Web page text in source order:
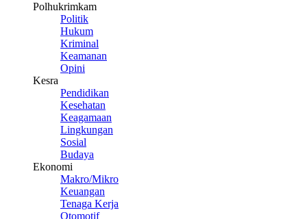
Polhukrimkam
Politik
Hukum
Kriminal
Keamanan
Opini
Kesra
Pendidikan
Kesehatan
Keagamaan
Lingkungan
Sosial
Budaya
Ekonomi
Makro/Mikro
Keuangan
Tenaga Kerja
Otomotif